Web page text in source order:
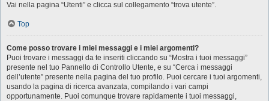
Vai nella pagina “Utenti” e clicca sul collegamento “trova utente”.
Top
Come posso trovare i miei messaggi e i miei argomenti?
Puoi trovare i messaggi da te inseriti cliccando su “Mostra i tuoi messaggi”
presente nel tuo Pannello di Controllo Utente, e su “Cerca i messaggi
dell’utente” presente nella pagina del tuo profilo. Puoi cercare i tuoi argomenti,
usando la pagina di ricerca avanzata, compilando i vari campi
opportunamente. Puoi comunque trovare rapidamente i tuoi messaggi,